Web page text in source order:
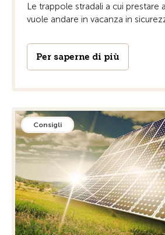
Le trappole stradali a cui prestare
vuole andare in vacanza in
Per saperne di più
Consigli